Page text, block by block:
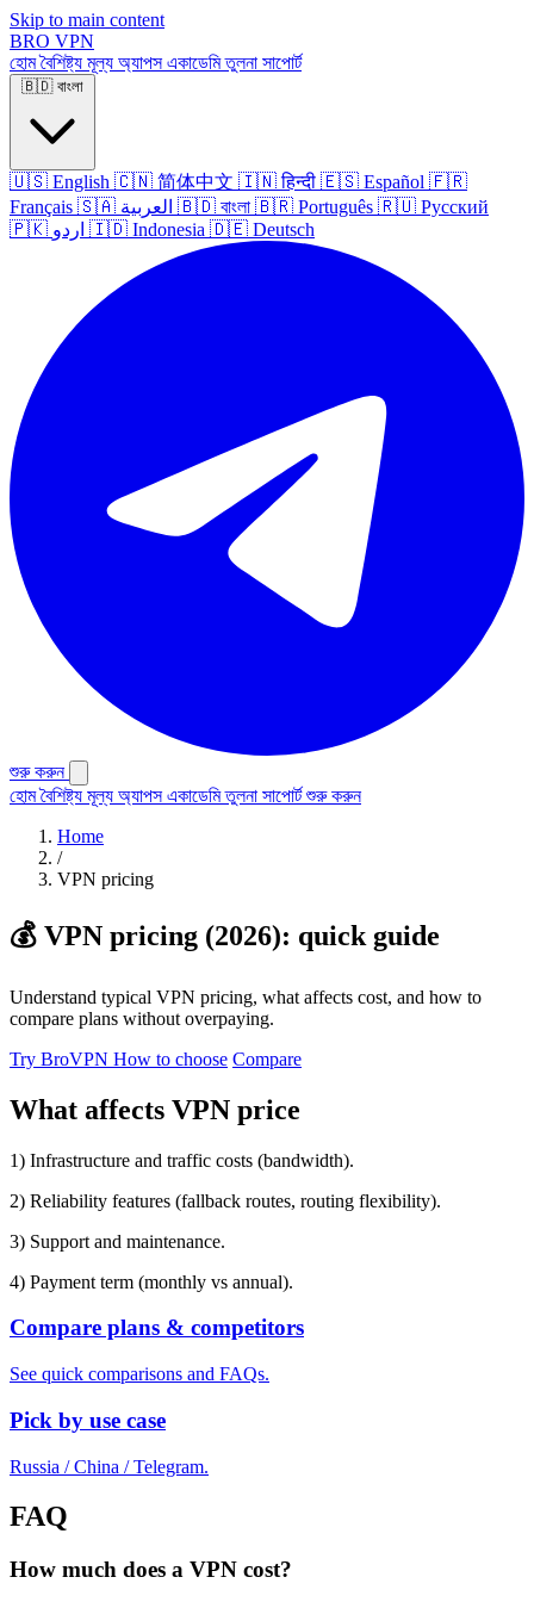
Skip to main content
BRO VPN
হোমবৈশিষ্ট্য মূল্য অ্যাপসএকাডেমিতুলনা সাপোর্ট
🇧🇩 বাংলা
🇺🇸 English 🇨🇳 简体中文 🇮🇳 हिन्दी 🇪🇸 Español 🇫🇷
Français 🇸🇦 العربية 🇧🇩 বাংলা 🇧🇷 Português 🇷🇺 Русский
🇵🇰 اردو 🇮🇩 Indonesia 🇩🇪 Deutsch
শুরু করুন
হোমবৈশিষ্ট্য মূল্য অ্যাপসএকাডেমিতুলনা সাপোর্টশুরু করুন
Home
/
VPN pricing
💰 VPN pricing (2026): quick guide
Understand typical VPN pricing, what affects cost, and how to
compare plans without overpaying.
Try BroVPN How to choose Compare
What affects VPN price
1) Infrastructure and traffic costs (bandwidth).
2) Reliability features (fallback routes, routing flexibility).
3) Support and maintenance.
4) Payment term (monthly vs annual).
Compare plans & competitors
See quick comparisons and FAQs.
Pick by use case
Russia / China / Telegram.
FAQ
How much does a VPN cost?